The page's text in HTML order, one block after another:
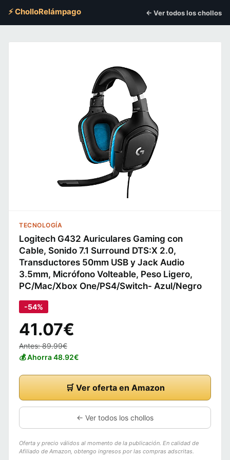
⚡ CholloRelámpago ← Ver todos los chollos
TECNOLOGÍA
Logitech G432 Auriculares Gaming con
Cable, Sonido 7.1 Surround DTS:X 2.0,
Transductores 50mm USB y Jack Audio
3.5mm, Micrófono Volteable, Peso Ligero,
PC/Mac/Xbox One/PS4/Switch- Azul/Negro
-54%
41.07€
Antes: 89.99€
💰 Ahorra 48.92€
🛒 Ver oferta en Amazon
← Ver todos los chollos
Oferta y precio válidos al momento de la publicación. En calidad de
Afiliado de Amazon, obtengo ingresos por las compras adscritas.